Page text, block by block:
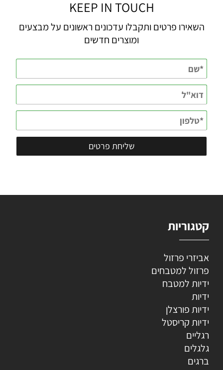
KEEP IN TOUCH
השאירו פרטים ותקבלו עדכונים ראשונים על מבצעים
ומוצרים חדשים
קטגוריות
אביזרי פרזול
פרזול למטבחים
ידיות למטבח
ידיות
ידיות פורצלן
ידיות קריסטל
רגליים
גלגלים
ברגים